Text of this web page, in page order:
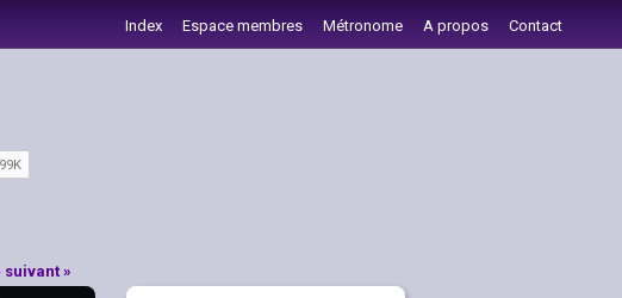
Index Espace membres Métronome A propos Contact
»